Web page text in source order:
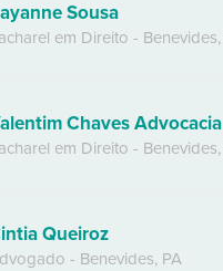
Sousa
em Direito - Benevides,
Chaves Advocacia
em Direito - Benevides,
Queiroz
- Benevides, PA